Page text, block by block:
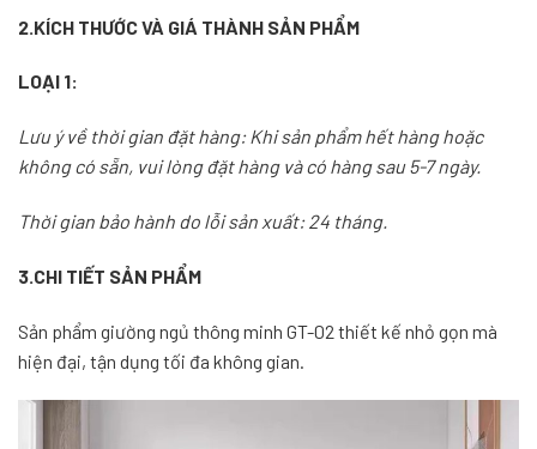
2.KÍCH THƯỚC VÀ GIÁ THÀNH SẢN PHẨM
LOẠI 1:
Lưu ý về thời gian đặt hàng: Khi sản phẩm hết hàng hoặc
không có sẵn, vui lòng đặt hàng và có hàng sau 5-7 ngày.
Thời gian bảo hành do lỗi sản xuất: 24 tháng.
3.CHI TIẾT SẢN PHẨM
Sản phẩm giường ngủ thông minh GT-02 thiết kế nhỏ gọn mà
hiện đại, tận dụng tối đa không gian.